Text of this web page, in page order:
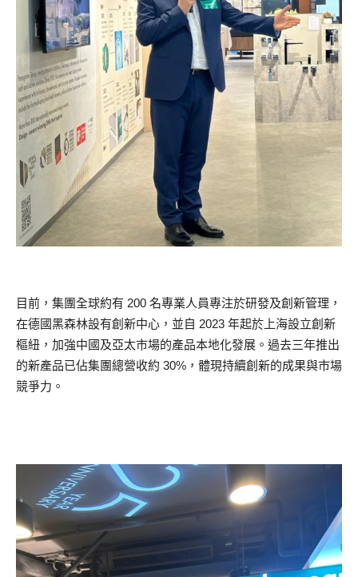
目前，集團全球約有 200 名專業人員專注於研發及創新管理，
在德國黑森林設有創新中心，並自 2023 年起於上海設立創新
樞紐，加強中國及亞太市場的產品本地化發展。過去三年推出
的新產品已佔集團總營收約 30%，體現持續創新的成果與市場
競爭力。